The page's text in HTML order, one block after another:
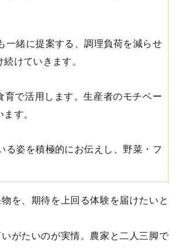
一緒に提案する、調理負荷を減らせ
けていきます。
で活用します。生産者のモチベー
す。
る姿を積極的にお伝えし、野菜・フ
を、期待を上回る体験を届けたいと
がたいのが実情。農家と二人三脚で